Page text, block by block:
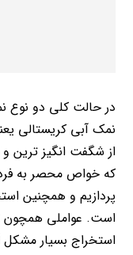
در حالت کلی دو نوع
نمک آبی کریستالی
از شگفت انگیز
که خواص محصر به
پردازیم و همچنین
است. عواملی همچون
استخراج بسیار